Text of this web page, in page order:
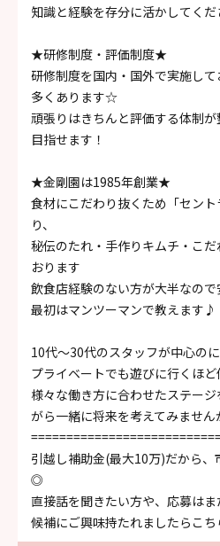
知識と経験を存分に活かしてくだ
★研修制度・評価制度★
研修制度を国内・国外で実施し
多くあります☆
頑張りはきちんと評価する体制
目指せます！
★金剛園は1985年創業★
食材にこだわり抜くため「セン
り、
秘伝のたれ・手作りキムチ・こ
おります
飲食店経験のない方が大半なので
最初はマンツーマンで教えます♪
10代～30代のスタッフが中心の
プライベートでも遊びに行くほど
様々な働き方に合わせたステー
がら一緒に将来を考えてみません
引越し補助金(最大10万)だから
◎
直接話を聞きたい方や、応募は
候補にご興味持たれましたらこち